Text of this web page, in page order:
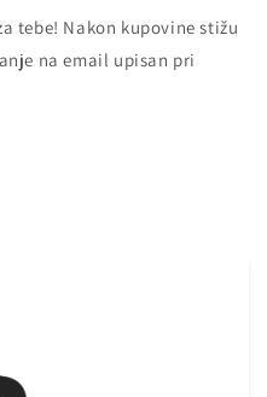
tebe! Nakon kupovine stižu
na email upisan pri